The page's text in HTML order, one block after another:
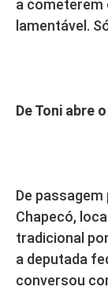
a cometerem
lamentável.
De Toni abre
De
Chapecó,
tradicional
a deputada
conversou